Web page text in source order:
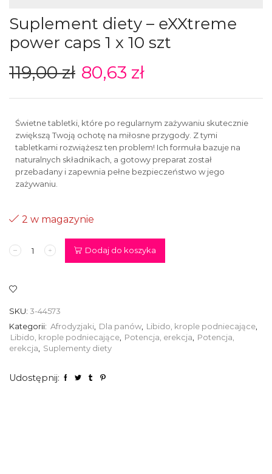
Suplement diety – eXXtreme
power caps 1 x 10 szt
119,00zł 80,63 zł
Świetne tabletki, które po regularnym zażywaniu skutecznie
zwiększą Twoją ochotę na miłosne przygody. Z tymi
tabletkami rozwiążesz ten problem! Ich formuła bazuje na
naturalnych składnikach, a gotowy preparat został
przebadany i zapewnia pełne bezpieczeństwo w jego
zażywaniu.
2 w magazynie
ilość
Suplement
eXXtreme
caps
1
x
10
Dodaj do koszyka
SKU: 3-44573
Kategorii: Afrodyzjaki Dla panów Libido, krople podniecające
Libido, krople podniecające Potencja, erekcja
Potencja,
erekcja
Suplementy diety
Udostępnij: